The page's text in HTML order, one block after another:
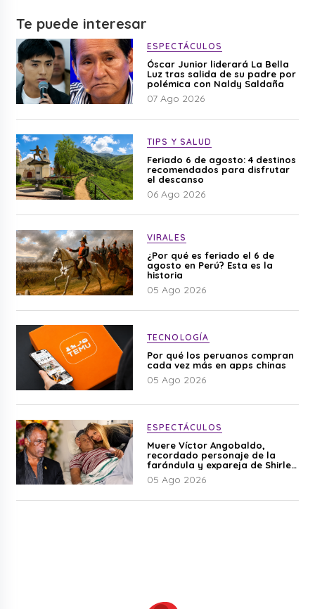
Te puede interesar
ESPECTÁCULOS
Óscar Junior liderará La Bella
Luz tras salida de su padre por
polémica con Naldy Saldaña
07 Ago 2026
TIPS Y SALUD
Feriado 6 de agosto: 4 destinos
recomendados para disfrutar
el descanso
06 Ago 2026
VIRALES
¿Por qué es feriado el 6 de
agosto en Perú? Esta es la
historia
05 Ago 2026
TECNOLOGÍA
Por qué los peruanos compran
cada vez más en apps chinas
05 Ago 2026
ESPECTÁCULOS
Muere Víctor Angobaldo,
recordado personaje de la
farándula y expareja de Shirley
Cherres
05 Ago 2026